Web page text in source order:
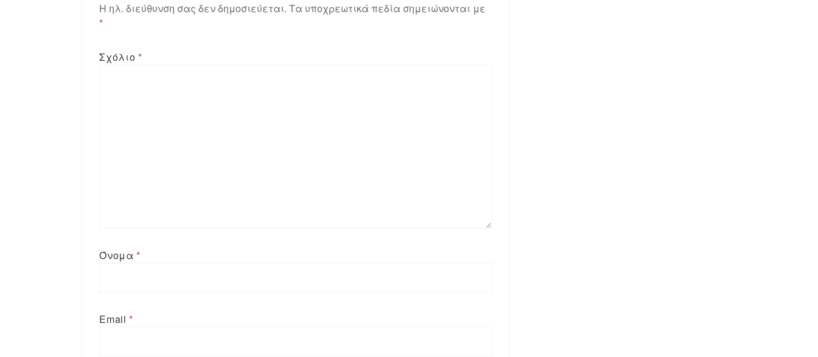
Η ηλ. διεύθυνση σας δεν δημοσιεύεται. Τα υποχρεωτικά πεδία σημειώνονται με
*
Σχόλιο *
Όνομα*
Email*